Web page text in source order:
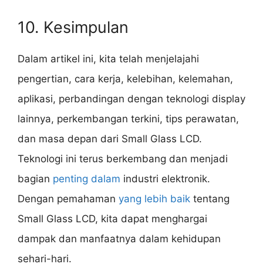
10. Kesimpulan
Dalam artikel ini, kita telah menjelajahi
pengertian, cara kerja, kelebihan, kelemahan,
aplikasi, perbandingan dengan teknologi display
lainnya, perkembangan terkini, tips perawatan,
dan masa depan dari Small Glass LCD.
Teknologi ini terus berkembang dan menjadi
bagian penting dalam industri elektronik.
Dengan pemahaman yang lebih baik tentang
Small Glass LCD, kita dapat menghargai
dampak dan manfaatnya dalam kehidupan
sehari-hari.